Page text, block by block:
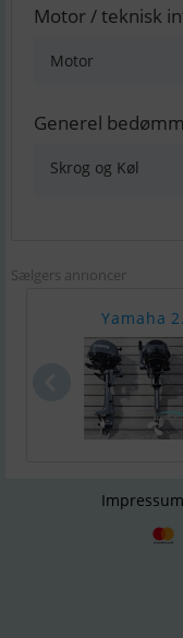
Motor / teknisk
Motor
Generel
Skrog og Køl
Sælgers annoncer
Yamaha